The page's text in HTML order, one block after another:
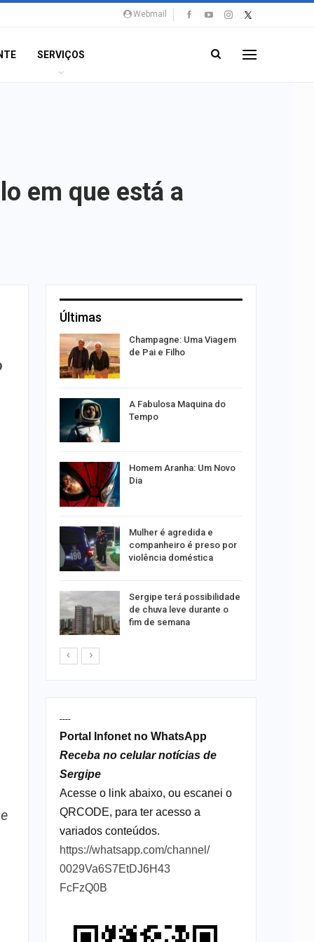
Webmail
SERVIÇOS
em que está a
Últimas
Champagne: Uma Viagem
de Pai e Filho
A Fabulosa Maquina do
Tempo
Homem Aranha: Um Novo
Dia
Mulher é agredida e
companheiro é preso por
violência doméstica
Sergipe terá possibilidade
de chuva leve durante o
fim de semana
----
Portal Infonet no WhatsApp
Receba no celular notícias de
Sergipe
Acesse o link abaixo, ou escanei o
QRCODE, para ter acesso a
variados conteúdos.
https://whatsapp.com/channel/
0029Va6S7EtDJ6H43
FcFzQ0B